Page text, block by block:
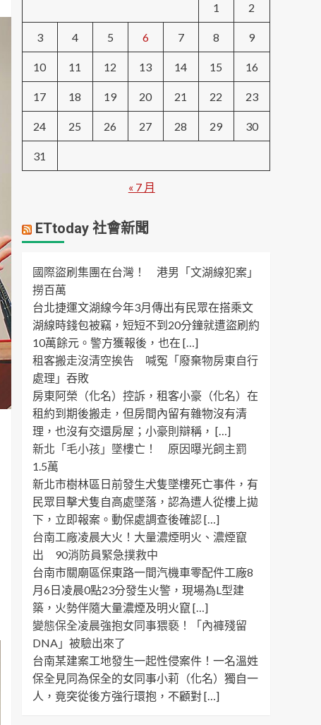
1
2
3 4 5 6 7 8 9
10 11 12 13 14 15 16
17 18 19 20 21 22 23
24 25 26 27 28 29 30
31
« 7 月
ETtoday 社會新聞
國際盜刷集團在台灣！ 港男「文湖線犯案」
撈百萬
台北捷運文湖線今年3月傳出有民眾在搭乘文
湖線時錢包被竊，短短不到20分鐘就遭盜刷約
10萬餘元。警方獲報後，也在 […]
租客搬走沒清空挨告 喊冤「廢棄物房東自行
處理」吞敗
房東阿榮（化名）控訴，租客小豪（化名）在
租約到期後搬走，但房間內留有雜物沒有清
理，也沒有交還房屋；小豪則辯稱， […]
新北「毛小孩」墜樓亡！ 原因曝光飼主罰
1.5萬
新北市樹林區日前發生犬隻墜樓死亡事件，有
民眾目擊犬隻自高處墜落，認為遭人從樓上拋
下，立即報案。動保處調查後確認 […]
台南工廠凌晨大火！大量濃煙明火、濃煙竄
出 90消防員緊急撲救中
台南市關廟區保東路一間汽機車零配件工廠8
月6日凌晨0點23分發生火警，現場為L型建
築，火勢伴隨大量濃煙及明火竄 […]
變態保全凌晨強抱女同事猥褻！「內褲殘留
DNA」被驗出來了
台南某建案工地發生一起性侵案件！一名溫姓
保全見同為保全的女同事小莉（化名）獨自一
人，竟突從後方強行環抱，不顧對 […]